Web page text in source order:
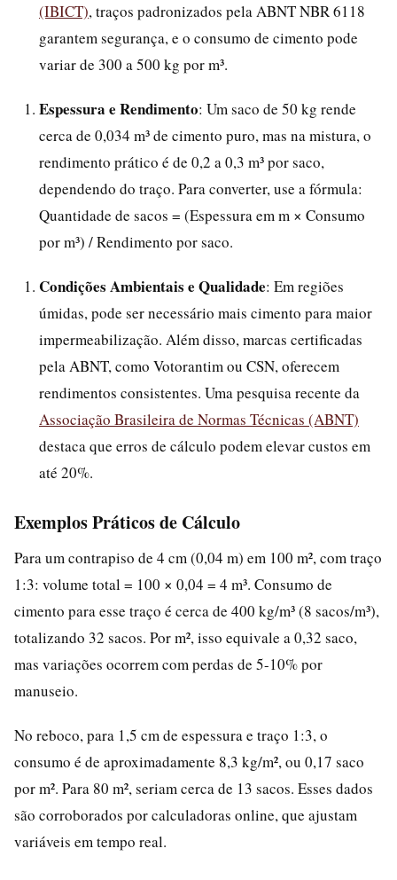
(IBICT), traços padronizados pela ABNT NBR 6118
garantem segurança, e o consumo de cimento pode
variar de 300 a 500 kg por m³.
Espessura e Rendimento: Um saco de 50 kg rende
cerca de 0,034 m³ de cimento puro, mas na mistura, o
rendimento prático é de 0,2 a 0,3 m³ por saco,
dependendo do traço. Para converter, use a fórmula:
Quantidade de sacos = (Espessura em m × Consumo
por m³) / Rendimento por saco.
Condições Ambientais e Qualidade: Em regiões
úmidas, pode ser necessário mais cimento para maior
impermeabilização. Além disso, marcas certificadas
pela ABNT, como Votorantim ou CSN, oferecem
rendimentos consistentes. Uma pesquisa recente da
Associação Brasileira de Normas Técnicas (ABNT)
destaca que erros de cálculo podem elevar custos em
até 20%.
Exemplos Práticos de Cálculo
Para um contrapiso de 4 cm (0,04 m) em 100 m², com traço
1:3: volume total = 100 × 0,04 = 4 m³. Consumo de
cimento para esse traço é cerca de 400 kg/m³ (8 sacos/m³),
totalizando 32 sacos. Por m², isso equivale a 0,32 saco,
mas variações ocorrem com perdas de 5-10% por
manuseio.
No reboco, para 1,5 cm de espessura e traço 1:3, o
consumo é de aproximadamente 8,3 kg/m², ou 0,17 saco
por m². Para 80 m², seriam cerca de 13 sacos. Esses dados
são corroborados por calculadoras online, que ajustam
variáveis em tempo real.